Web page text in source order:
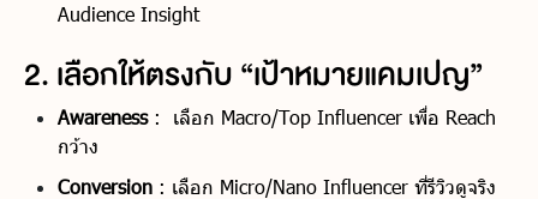
Audience Insight
2. เลือกให้ตรงกับ “เป้าหมายแคมเปญ”
Awareness: เลือก Macro/Top Influencer เพื่อ Reach
กว้าง
Conversion : เลือก Micro/Nano Influencer ที่รีวิวดูจริง